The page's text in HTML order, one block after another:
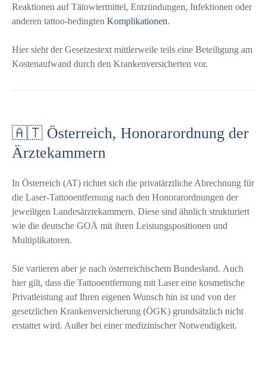
Reaktionen auf Tätowiermittel, Entzündungen, Infektionen oder
anderen tattoo-bedingten Komplikationen.
Hier sieht der Gesetzestext mittlerweile teils eine Beteiligung am
Kostenaufwand durch den Krankenversicherten vor.
🇦🇹 Österreich, Honorarordnung der
Ärztekammern
In Österreich (AT) richtet sich die privatärztliche Abrechnung für
die Laser-Tattooentfernung nach den Honorarordnungen der
jeweiligen Landesärztekammern. Diese sind ähnlich strukturiert
wie die deutsche GOÄ mit ihren Leistungspositionen und
Multiplikatoren.
Sie variieren aber je nach österreichischem Bundesland. Auch
hier gilt, dass die Tattooentfernung mit Laser eine kosmetische
Privatleistung auf Ihren eigenen Wunsch hin ist und von der
gesetzlichen Krankenversicherung (ÖGK) grundsätzlich nicht
erstattet wird. Außer bei einer medizinischer Notwendigkeit.